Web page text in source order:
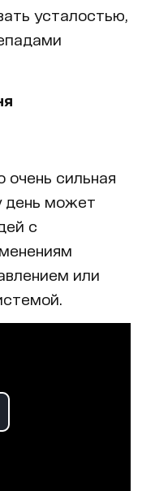
усталостью,
очень сильная
день может
с
или